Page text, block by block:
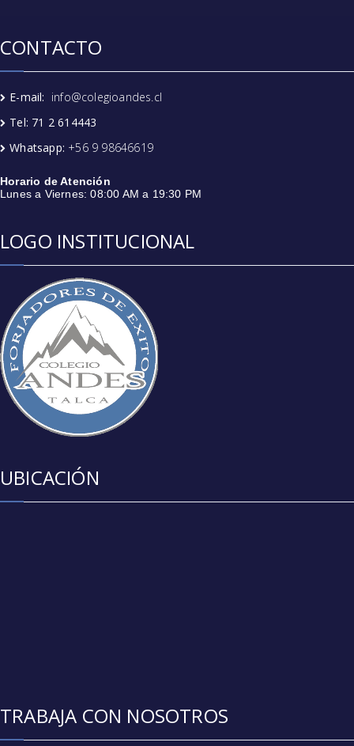
CONTACTO
E-mail: info@colegioandes.cl
Tel: 71 2 614443
Whatsapp: +56 9 98646619
Horario de Atención
Lunes a Viernes: 08:00 AM a 19:30 PM
LOGO INSTITUCIONAL
UBICACIÓN
TRABAJA CON NOSOTROS